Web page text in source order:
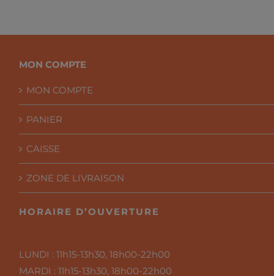
MON COMPTE
MON COMPTE
PANIER
CAISSE
ZONE DE LIVRAISON
HORAIRE D’OUVERTURE
LUNDI :11h15-13h30, 18h00-22h00
MARDI :11h15-13h30, 18h00-22h00